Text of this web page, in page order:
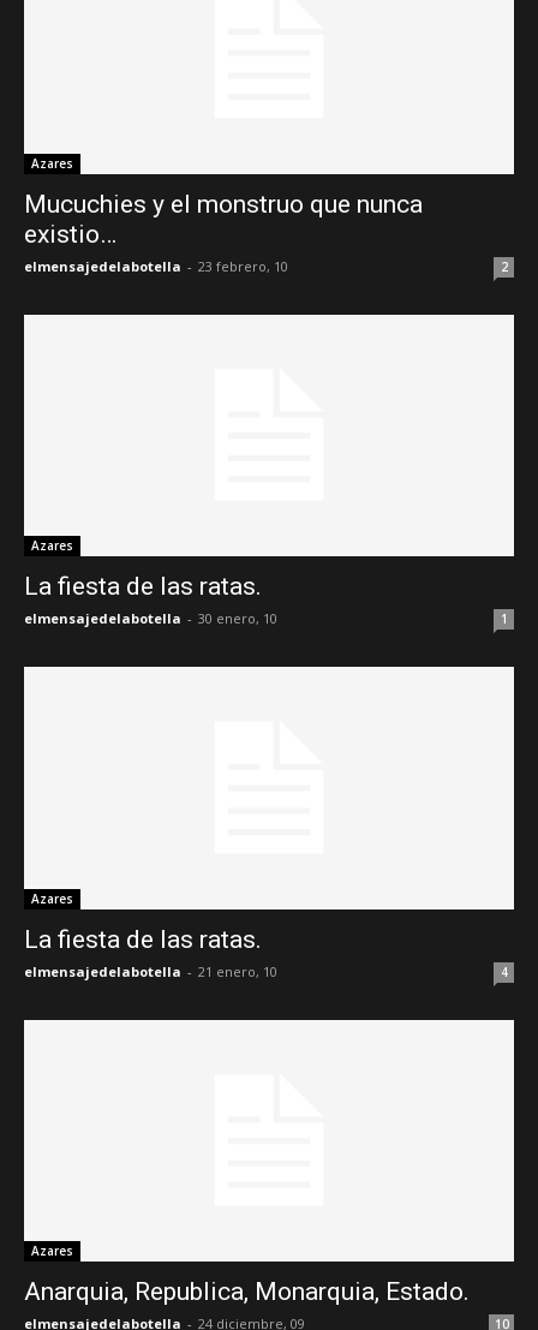
Azares
Mucuchies y el monstruo que nunca
existio…
elmensajedelabotella - 23 febrero, 10 2
Azares
La fiesta de las ratas.
elmensajedelabotella - 30 enero, 10 1
Azares
La fiesta de las ratas.
elmensajedelabotella - 21 enero, 10 4
Azares
Anarquia, Republica, Monarquia, Estado.
elmensajedelabotella - 24 diciembre, 09 10